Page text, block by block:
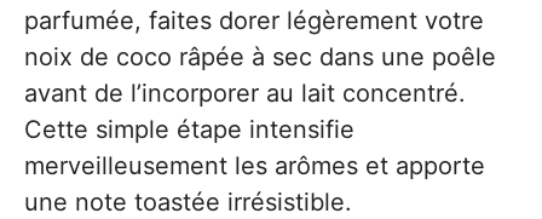
parfumée, faites dorer légèrement votre
noix de coco râpée à sec dans une poêle
avant de l’incorporer au lait concentré.
Cette simple étape intensifie
merveilleusement les arômes et apporte
une note toastée irrésistible.